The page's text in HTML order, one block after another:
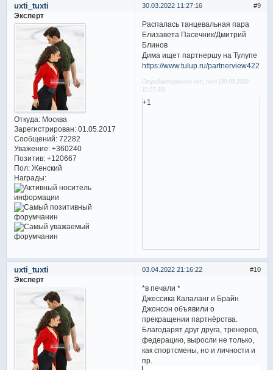
9
30.03.2022 11:27:16
uxti_tuxti
Эксперт
Откуда:Москва
Зарегистрирован: 01.05.2017
Сообщений:72282
Уважение: +360240
Позитив: +120667
Пол:Женский
Награды:
Распалась танцевальная пара
Елизавета Пасечник/Дмитрий
Блинов
Дима ищет партнершу на Тулупе
https://www.tulup.ru/
Отредактировано uxti_tuxti (30.03.2022
11:27:35)
+1
10
03.04.2022 21:16:22
uxti_tuxti
Эксперт
*в печали *
Джессика Калаланг и Брайн
Джонсон объявили о
прекращении партнёрства.
Благодарят друг друга, тренеров,
федерацию, выросли не только,
как спортсмены, но и личности и
пр.